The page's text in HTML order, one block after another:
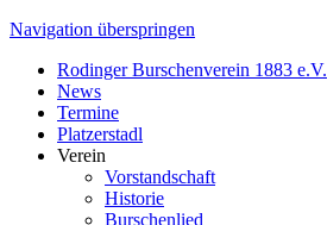
Navigation überspringen
Rodinger Burschenverein 1883 e.V.
News
Termine
Platzerstadl
Verein
Vorstandschaft
Historie
Burschenlied